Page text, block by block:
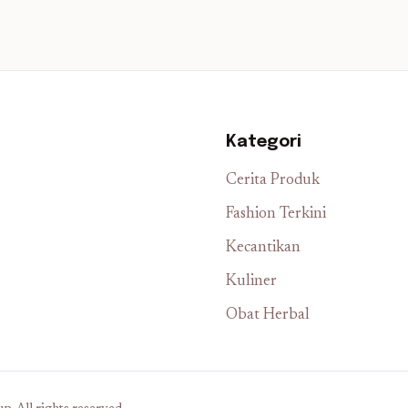
Kategori
Cerita Produk
Fashion Terkini
Kecantikan
Kuliner
Obat Herbal